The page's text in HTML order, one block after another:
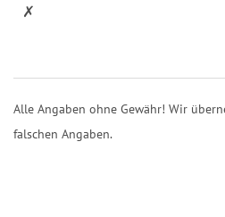
✗
Alle Angaben ohne Gewähr! Wir
falschen Angaben.